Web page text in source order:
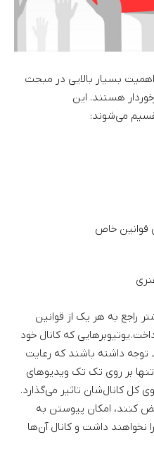
بسیار بالایی در مبحث
هستند. این
می‌شوند:
قوانین خاص
راجع به هر یک از قوانین
یوتیوبرهایی که کانال خود
توجه داشته باشند که رعایت
بر روی تک تک ویدیوهای
کل کانال‌شان تاثیر می‌گذارد.
کنند، امکان پیوستن به
نخواهند داشت و کانال آن‌ها